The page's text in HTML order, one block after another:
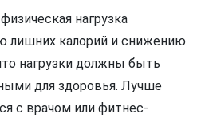
нагрузка
лишних калорий и снижению
нагрузки должны быть
для здоровья. Лучше
с врачом или фитнес-